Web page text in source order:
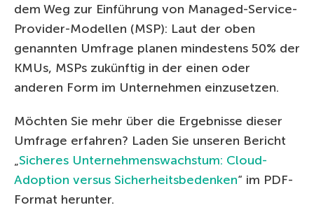
dem Weg zur Einführung von Managed-Service-
Provider-Modellen (MSP): Laut der oben
genannten Umfrage planen mindestens 50% der
KMUs, MSPs zukünftig in der einen oder
anderen Form im Unternehmen einzusetzen.
Möchten Sie mehr über die Ergebnisse dieser
Umfrage erfahren? Laden Sie unseren Bericht
„Sicheres Unternehmenswachstum: Cloud-
Adoption versus Sicherheitsbedenken“ im PDF-
Format herunter.